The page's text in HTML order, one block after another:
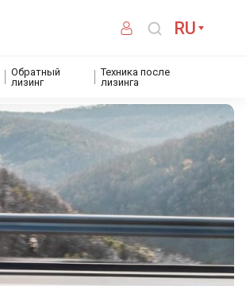
RU
Обратный
лизинг
Техника после
лизинга